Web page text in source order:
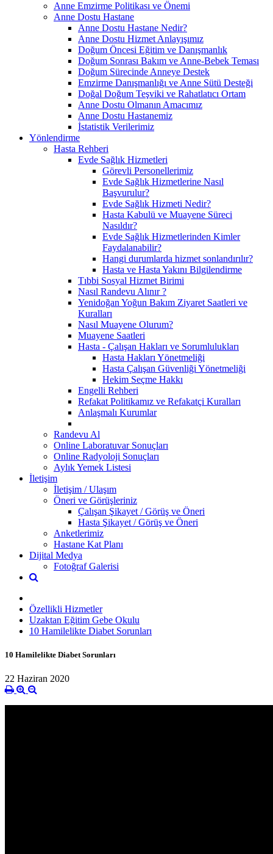
Anne Emzirme Politikası ve Önemi
Anne Dostu Hastane
Anne Dostu Hastane Nedir?
Anne Dostu Hizmet Anlayışımız
Doğum Öncesi Eğitim ve Danışmanlık
Doğum Sonrası Bakım ve Anne-Bebek Teması
Doğum Sürecinde Anneye Destek
Emzirme Danışmanlığı ve Anne Sütü Desteği
Doğal Doğum Teşviki ve Rahatlatıcı Ortam
Anne Dostu Olmanın Amacımız
Anne Dostu Hastanemiz
İstatistik Verilerimiz
Yönlendirme
Hasta Rehberi
Evde Sağlık Hizmetleri
Görevli Personellerimiz
Evde Sağlık Hizmetlerine Nasıl
Başvurulur?
Evde Sağlık Hizmeti Nedir?
Hasta Kabulü ve Muayene Süreci
Nasıldır?
Evde Sağlık Hizmetlerinden Kimler
Faydalanabilir?
Hangi durumlarda hizmet sonlandırılır?
Hasta ve Hasta Yakını Bilgilendirme
Tıbbi Sosyal Hizmet Birimi
Nasıl Randevu Alınır ?
Yenidoğan Yoğun Bakım Ziyaret Saatleri ve
Kuralları
Nasıl Muayene Olurum?
Muayene Saatleri
Hasta - Çalışan Hakları ve Sorumlulukları
Hasta Hakları Yönetmeliği
Hasta Çalışan Güvenliği Yönetmeliği
Hekim Seçme Hakkı
Engelli Rehberi
Refakat Politikamız ve Refakatçi Kuralları
Anlaşmalı Kurumlar
Randevu Al
Online Laboratuvar Sonuçları
Online Radyoloji Sonuçları
Aylık Yemek Listesi
İletişim
İletişim / Ulaşım
Öneri ve Görüşleriniz
Çalışan Şikayet / Görüş ve Öneri
Hasta Şikayet / Görüş ve Öneri
Anketlerimiz
Hastane Kat Planı
Dijital Medya
Fotoğraf Galerisi
Özellikli Hizmetler
Uzaktan Eğitim Gebe Okulu
10 Hamilelikte Diabet Sorunları
10 Hamilelikte Diabet Sorunları
22 Haziran 2020